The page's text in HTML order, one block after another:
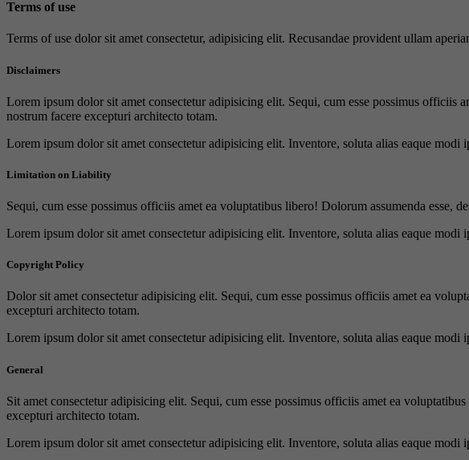
Terms of use
Terms of use dolor sit amet consectetur, adipisicing elit. Recusandae provident ullam
Disclaimers
Lorem ipsum dolor sit amet consectetur adipisicing elit. Sequi, cum esse possimus officiis
nostrum facere excepturi architecto totam.
Lorem ipsum dolor sit amet consectetur adipisicing elit. Inventore, soluta alias eaque modi
Limitation on Liability
Sequi, cum esse possimus officiis amet ea voluptatibus libero! Dolorum assumenda esse,
Lorem ipsum dolor sit amet consectetur adipisicing elit. Inventore, soluta alias eaque modi
Copyright Policy
Dolor sit amet consectetur adipisicing elit. Sequi, cum esse possimus officiis amet ea
excepturi architecto totam.
Lorem ipsum dolor sit amet consectetur adipisicing elit. Inventore, soluta alias eaque modi
General
Sit amet consectetur adipisicing elit. Sequi, cum esse possimus officiis amet ea
excepturi architecto totam.
Lorem ipsum dolor sit amet consectetur adipisicing elit. Inventore, soluta alias eaque modi